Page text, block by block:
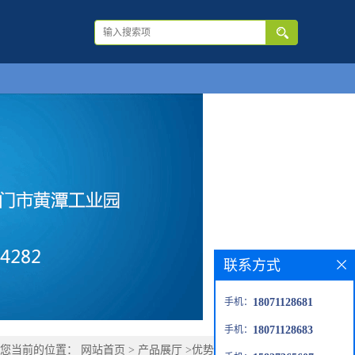
您当前的位置： 网站首页 > 产品展厅 >优势品种>
联系方式
手机： 18071128681
手机： 18071128683